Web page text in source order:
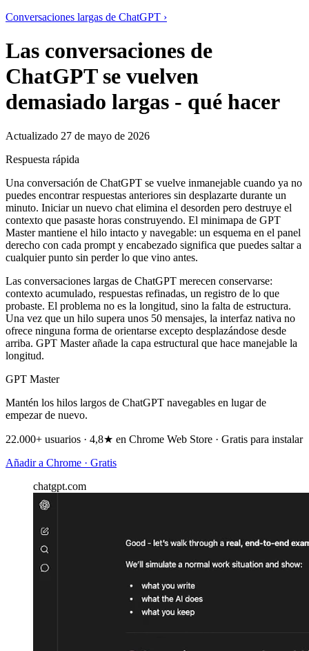
Conversaciones largas de ChatGPT ›
Las conversaciones de
ChatGPT se vuelven
demasiado largas - qué hacer
Actualizado 27 de mayo de 2026
Respuesta rápida
Una conversación de ChatGPT se vuelve inmanejable cuando ya no
puedes encontrar respuestas anteriores sin desplazarte durante un
minuto. Iniciar un nuevo chat elimina el desorden pero destruye el
contexto que pasaste horas construyendo. El minimapa de GPT
Master mantiene el hilo intacto y navegable: un esquema en el panel
derecho con cada prompt y encabezado significa que puedes saltar a
cualquier punto sin perder lo que vino antes.
Las conversaciones largas de ChatGPT merecen conservarse:
contexto acumulado, respuestas refinadas, un registro de lo que
probaste. El problema no es la longitud, sino la falta de estructura.
Una vez que un hilo supera unos 50 mensajes, la interfaz nativa no
ofrece ninguna forma de orientarse excepto desplazándose desde
arriba. GPT Master añade la capa estructural que hace manejable la
longitud.
GPT Master
Mantén los hilos largos de ChatGPT navegables en lugar de
empezar de nuevo.
22.000+ usuarios · 4,8★ en Chrome Web Store · Gratis para instalar
Añadir a Chrome · Gratis
chatgpt.com